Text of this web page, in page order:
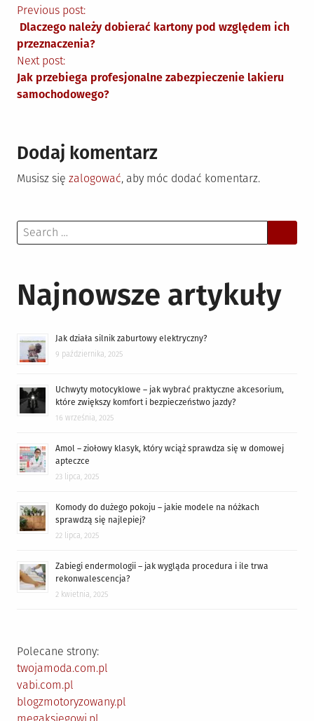
Nawigacja
wpisu
Previous post:
Dlaczego należy dobierać kartony pod względem ich
przeznaczenia?
Next post:
Jak przebiega profesjonalne zabezpieczenie lakieru
samochodowego?
Dodaj komentarz
Musisz się zalogować, aby móc dodać komentarz.
Search
for:
Najnowsze artykuły
Jak działa silnik zaburtowy elektryczny?
9 października, 2025
Uchwyty motocyklowe – jak wybrać praktyczne akcesorium,
które zwiększy komfort i bezpieczeństwo jazdy?
16 września, 2025
Amol – ziołowy klasyk, który wciąż sprawdza się w domowej
apteczce
23 lipca, 2025
Komody do dużego pokoju – jakie modele na nóżkach
sprawdzą się najlepiej?
22 lipca, 2025
Zabiegi endermologii – jak wygląda procedura i ile trwa
rekonwalescencja?
2 kwietnia, 2025
Polecane strony:
twojamoda.com.pl
vabi.com.pl
blogzmotoryzowany.pl